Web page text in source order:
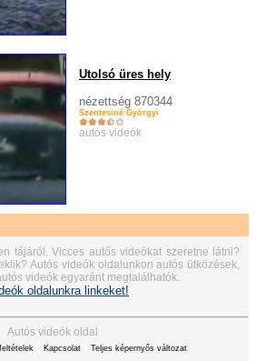
Utolsó üres hely
nézettség 870344
Szentesiné Györgyi
autós videók
tájáról. Vicces autós videókat szeretne látni?
Autós videók oldalunkon autós ütközések,
videók egyaránt megtalálhatók.
oldalunkra linkeket!
Autós videók oldal
Kapcsolat Teljes képernyős változat